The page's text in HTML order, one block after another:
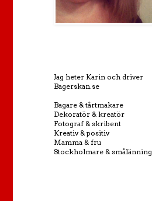
Jag heter Karin och driver
Bagerskan.se
Bagare & tårtmakare
Dekoratör & kreatör
Fotograf & skribent
Kreativ & positiv
Mamma & fru
Stockholmare & smålänning